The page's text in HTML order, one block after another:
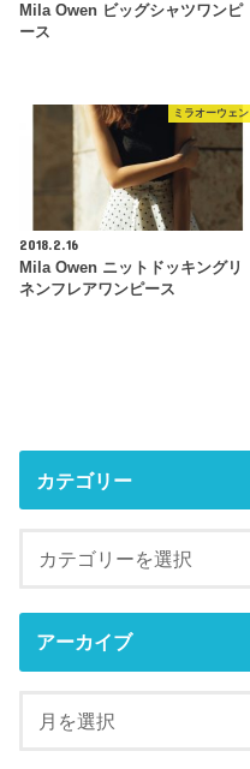
Mila Owen ビッグシャツワンピ
ース
ミラオーウェン
2018.2.16
Mila Owen ニットドッキングリ
ネンフレアワンピース
カテゴリー
アーカイブ